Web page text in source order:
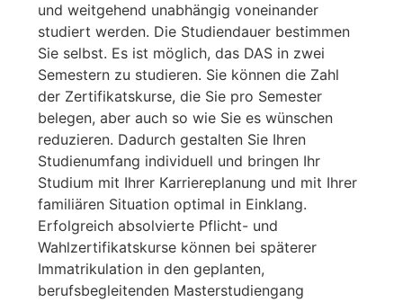
und weitgehend unabhängig voneinander
studiert werden. Die Studiendauer bestimmen
Sie selbst. Es ist möglich, das DAS in zwei
Semestern zu studieren. Sie können die Zahl
der Zertifikatskurse, die Sie pro Semester
belegen, aber auch so wie Sie es wünschen
reduzieren. Dadurch gestalten Sie Ihren
Studienumfang individuell und bringen Ihr
Studium mit Ihrer Karriereplanung und mit Ihrer
familiären Situation optimal in Einklang.
Erfolgreich absolvierte Pflicht- und
Wahlzertifikatskurse können bei späterer
Immatrikulation in den geplanten,
berufsbegleitenden Masterstudiengang